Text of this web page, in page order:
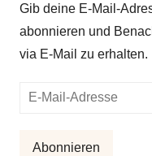
Gib deine E-Mail-
abonnieren und
via E-Mail zu erhalten.
E-
Abonnieren